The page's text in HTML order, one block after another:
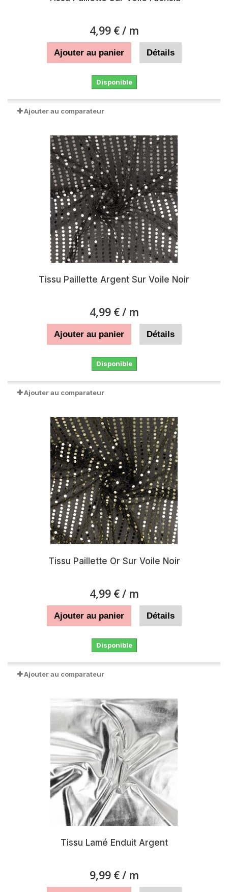
4,99 €/ m
Ajouter au panier Détails
Disponible
Ajouter au comparateur
Tissu Paillette Argent Sur Voile Noir
4,99 €/ m
Ajouter au panier Détails
Disponible
Ajouter au comparateur
Tissu Paillette Or Sur Voile Noir
4,99 €/ m
Ajouter au panier Détails
Disponible
Ajouter au comparateur
Tissu Lamé Enduit Argent
9,99 €/ m